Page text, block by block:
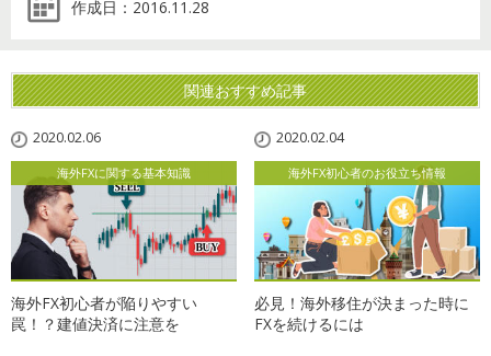
作成日： 2016.11.28
関連おすすめ記事
2020.02.06
海外FXに関する基本知識
海外FX初心者が陥りやすい
罠！？建値決済に注意を
2020.02.04
海外FX初心者のお役立ち情報
必見！海外移住が決まった時に
FXを続けるには